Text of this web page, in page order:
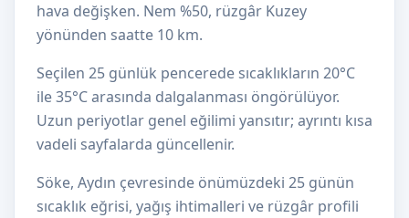
hava değişken. Nem %50, rüzgâr Kuzey
yönünden saatte 10 km.
Seçilen 25 günlük pencerede sıcaklıkların 20°C
ile 35°C arasında dalgalanması öngörülüyor.
Uzun periyotlar genel eğilimi yansıtır; ayrıntı kısa
vadeli sayfalarda güncellenir.
Söke, Aydın çevresinde önümüzdeki 25 günün
sıcaklık eğrisi, yağış ihtimalleri ve rüzgâr profili